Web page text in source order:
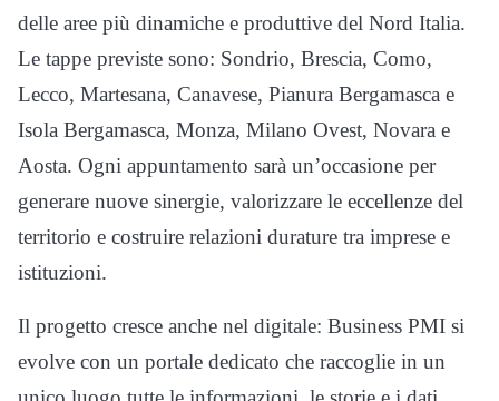
delle aree più dinamiche e produttive del Nord Italia.
Le tappe previste sono: Sondrio, Brescia, Como,
Lecco, Martesana, Canavese, Pianura Bergamasca e
Isola Bergamasca, Monza, Milano Ovest, Novara e
Aosta. Ogni appuntamento sarà un’occasione per
generare nuove sinergie, valorizzare le eccellenze del
territorio e costruire relazioni durature tra imprese e
istituzioni.
Il progetto cresce anche nel digitale: Business PMI si
evolve con un portale dedicato che raccoglie in un